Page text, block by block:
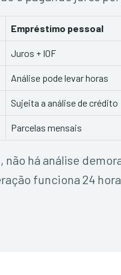
Empréstimo pessoal
Juros + IOF
Análise pode levar horas
Sujeita a análise de crédito
Parcelas mensais
há análise
funciona 24